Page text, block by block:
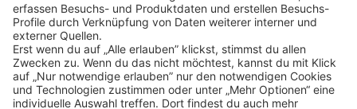
NEWSLETTER
BESUCHEN SIE UNS